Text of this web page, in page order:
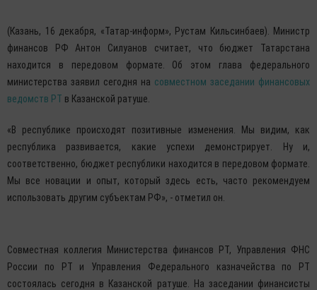
(Казань, 16 декабря, «Татар-информ», Рустам Кильсинбаев). Министр
финансов РФ Антон Силуанов считает, что бюджет Татарстана
находится в передовом формате. Об этом глава федерального
министерства заявил сегодня на совместном заседании финансовых
ведомств РТ в Казанской ратуше.
«В республике происходят позитивные изменения. Мы видим, как
республика развивается, какие успехи демонстрирует. Ну и,
соответственно, бюджет республики находится в передовом формате.
Мы все новации и опыт, который здесь есть, часто рекомендуем
использовать другим субъектам РФ», - отметил он.
Совместная коллегия Министерства финансов РТ, Управления ФНС
России по РТ и Управления Федерального казначейства по РТ
состоялась сегодня в Казанской ратуше. На заседании финансисты